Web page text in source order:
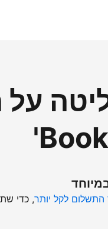
על
לקל יותר, כדי